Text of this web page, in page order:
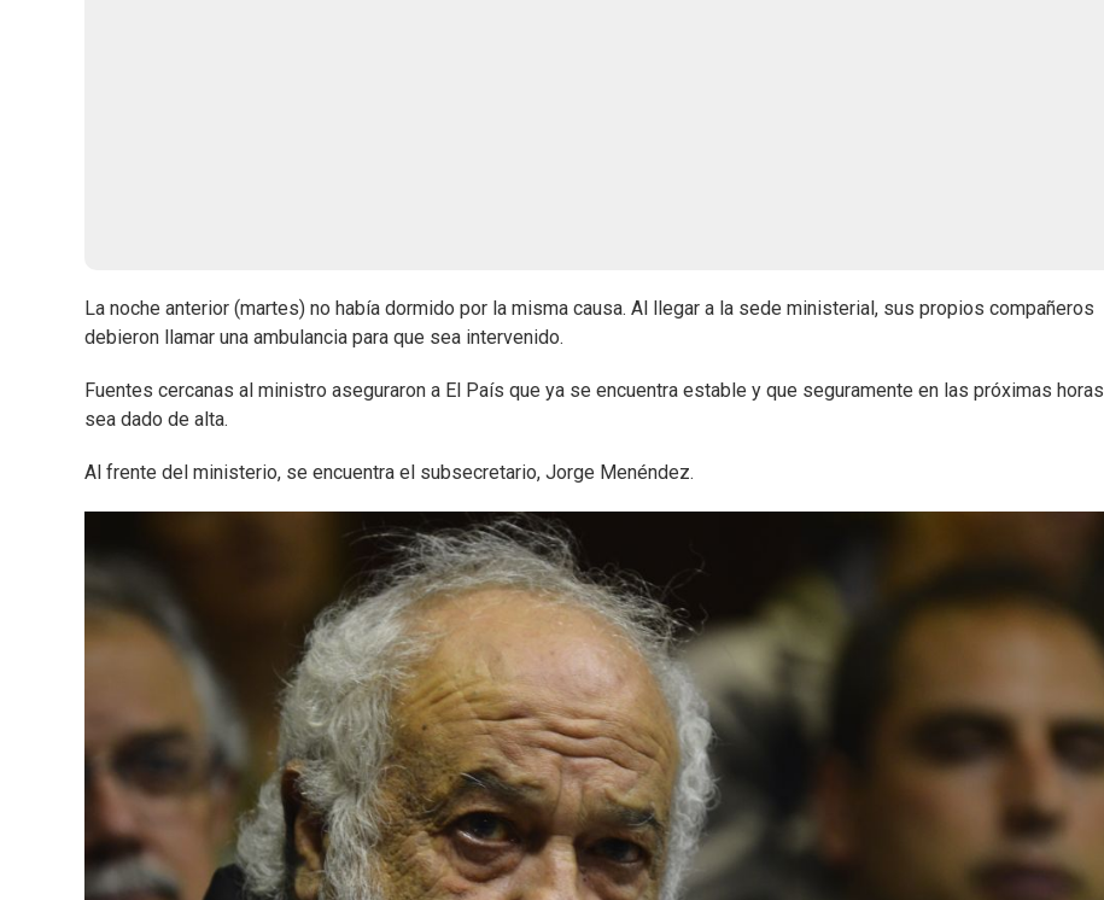
La noche anterior (martes) no había dormido por la misma causa. Al llegar a la sede ministerial, sus propios compañeros
debieron llamar una ambulancia para que sea intervenido.
Fuentes cercanas al ministro aseguraron a El País que ya se encuentra estable y que seguramente en las próximas horas
sea dado de alta.
Al frente del ministerio, se encuentra el subsecretario, Jorge Menéndez.